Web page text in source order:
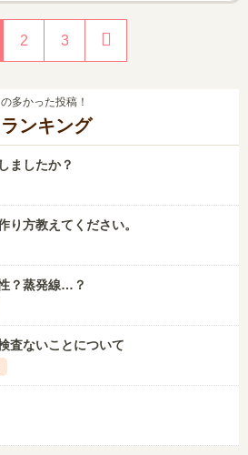
2 3
多かった投稿！
ランキング
ましたか？
り方教えてください。
？蒸発線…？
査ないことについて